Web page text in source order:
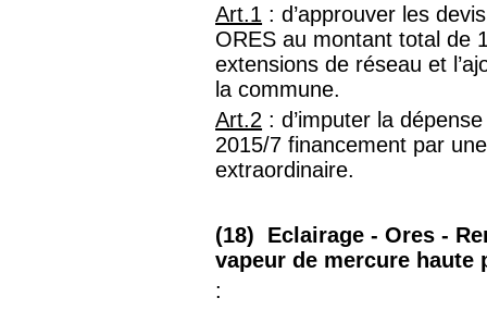
Art.1 : d’approuver les
ORES au montant total de
extensions de réseau et
la commune.
Art.2 : d’imputer la
2015/7 financement par
extraordinaire.
(18) Eclairage - Ores -
vapeur de mercure haute
: